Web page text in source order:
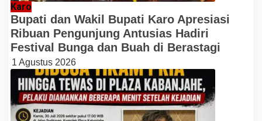
Karo
Bupati dan Wakil Bupati Karo Apresiasi
Ribuan Pengunjung Antusias Hadiri
Festival Bunga dan Buah di Berastagi
1 Agustus 2026